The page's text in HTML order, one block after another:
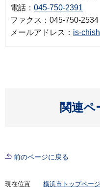
電話： 045-750-2391
ファクス：045-750-2534
メールアドレス： is-
関連ペ
前のページに戻る
現在位置 横浜市トップページ